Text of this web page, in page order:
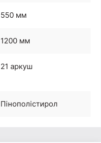
550 мм
1200 мм
21 аркуш
Пінополістирол